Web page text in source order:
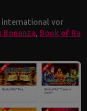
international vor
Bonanza, Book of Ra